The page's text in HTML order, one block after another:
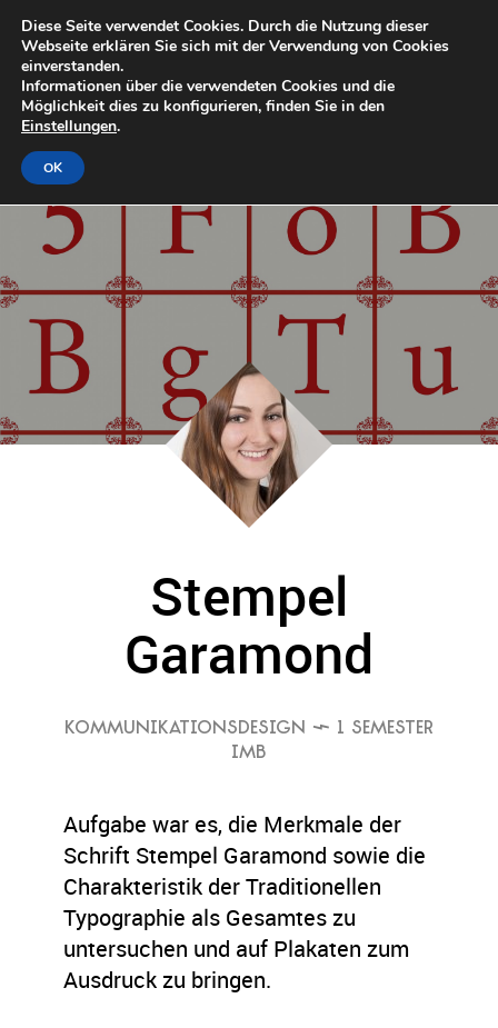
Stempel
Garamond
KOMMUNIKATIONSDESIGN  1 SEMESTER
IMB
Aufgabe war es, die Merkmale der
Schrift Stempel Garamond sowie die
Charakteristik der Traditionellen
Typographie als Gesamtes zu
untersuchen und auf Plakaten zum
Ausdruck zu bringen.
Diese Seite verwendet Cookies. Durch die Nutzung dieser
Webseite erklären Sie sich mit der Verwendung von Cookies
einverstanden.
Informationen über die verwendeten Cookies und die
Möglichkeit dies zu konfigurieren, finden Sie in den
Einstellungen.
OK